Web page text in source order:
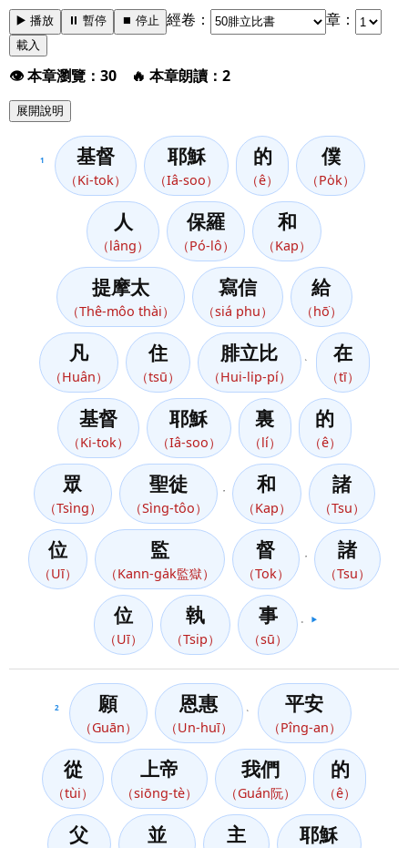
▶️ 播放 ⏸️ 暫停 ⏹️ 停止 經卷： 章：
載入
👁️ 本章瀏覽：30 🔥 本章朗讀：2
展開說明
1 基督
（Ki-tok）
耶穌
（Iâ-soo）
的
（ê）
僕
（Po̍k）
人
（lâng）
保羅
（Pó-lô）
和
（Kap）
提摩太
（Thê-môo thài）
寫信
（siá phu）
給
（hō͘）
凡
（Huân）
住
（tsū）
腓立比
（Hui-li̍p-pí）
在
（tī）
基督
（Ki-tok）
耶穌
（Iâ-soo）
裏
（lí）
的
（ê）
眾
（Tsìng）
聖徒
（Sìng-tôo）
和
（Kap）
諸
（Tsu）
位
（Uī）
監
（Kann-ga̍k監獄）
督
（Tok）
諸
（Tsu）
位
（Uī）
執
（Tsip）
事
（sū）
▶️
2 願
（Guān）
恩惠
（Un-huī）
平安
（Pîng-an）
從
（tùi）
上帝
（siōng-tè）
我們
（Guán阮）
的
（ê）
父 並 主 耶穌